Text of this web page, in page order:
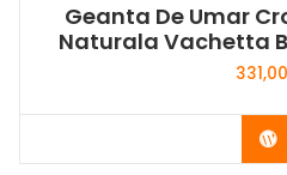
Geanta De Umar
Naturala Vachetta
331,00